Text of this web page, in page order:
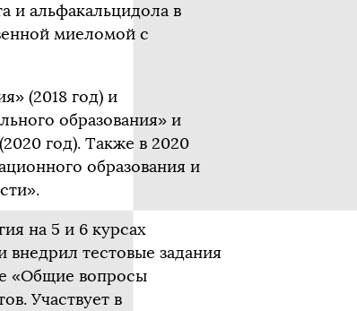
и альфакальцидола в
миеломой с
(2018 год) и
образования» и
год). Также в 2020
образования и
на 5 и 6 курсах
внедрил тестовые задания
«Общие вопросы
Участвует в